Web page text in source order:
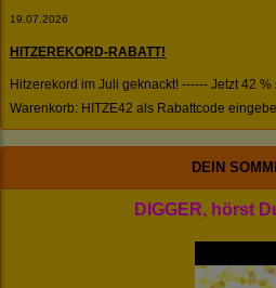
19.07.2026
HITZEREKORD-RABATT!
Hitzerekord im Juli geknackt! ------ Jetzt 42
Warenkorb: HITZE42 als Rabattcode
DEIN
DIGGER, hörst